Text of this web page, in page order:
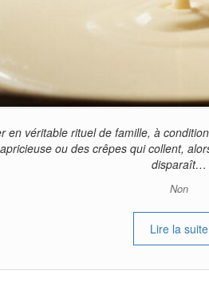
véritable rituel de famille, à
ou des crêpes qui collent,
disparaît…
Non
Lire la suite